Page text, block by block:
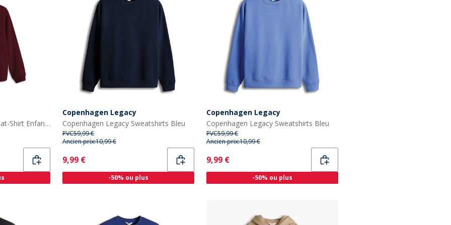
Copenhagen Legacy Sweat-Shirt Enfants Bordeaux
Copenhagen Legacy
Copenhagen Legacy Sweatshirts Bleu
PVC59,99 €
Ancien prix:10,99 €
Current
9,99 €
-50% ou plus
Copenhagen Legacy
Copenhagen Legacy Sweatshirts Bleu
PVC59,99 €
Ancien prix:10,99 €
Current
9,99 €
-50% ou plus